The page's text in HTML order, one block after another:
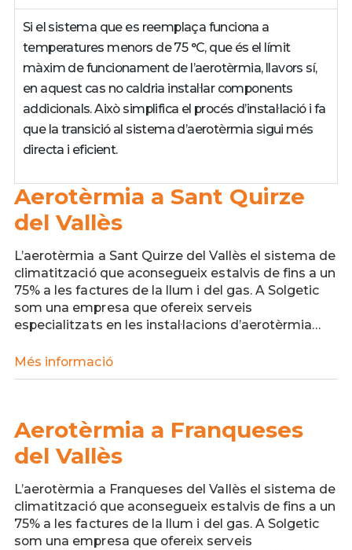
Si el sistema que es reemplaça funciona a
temperatures menors de 75 °C, que és el límit
màxim de funcionament de l’aerotèrmia, llavors sí,
en aquest cas no caldria instal·lar components
addicionals. Això simplifica el procés d’instal·lació i fa
que la transició al sistema d’aerotèrmia sigui més
directa i eficient.
Aerotèrmia a Sant Quirze
del Vallès
L’aerotèrmia a Sant Quirze del Vallès el sistema de
climatització que aconsegueix estalvis de fins a un
75% a les factures de la llum i del gas. A Solgetic
som una empresa que ofereix serveis
especialitzats en les instal·lacions d’aerotèrmia…
Més informacióAerotèrmia
a
del
Vallès
Aerotèrmia a Franqueses
del Vallès
L’aerotèrmia a Franqueses del Vallès el sistema de
climatització que aconsegueix estalvis de fins a un
75% a les factures de la llum i del gas. A Solgetic
som una empresa que ofereix serveis